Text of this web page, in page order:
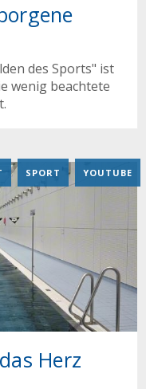
des Sports" ist
wenig beachtete
Herz
, SPORT , YOUTUBE